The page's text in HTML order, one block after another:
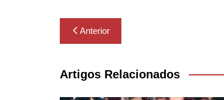
Navegação
de
Post
Anterior
Artigos Relacionados